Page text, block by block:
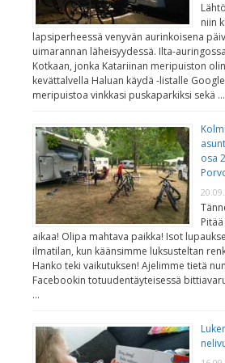
niin
lapsiperheessä venyvän aurinkoisena
uimarannan läheisyydessä. Ilta-
Kotkaan, jonka Katariinan meripuiston
kevättalvella Haluan käydä -listalle
meripuistoa vinkkasi puskaparkiksi sekä …
osa
aikaa! Olipa mahtava paikka! Isot
ilmatilan, kun käänsimme luksusteltan
Hanko teki vaikutuksen! Ajelimme tietä
Facebookin totuudentäyteisessä
…